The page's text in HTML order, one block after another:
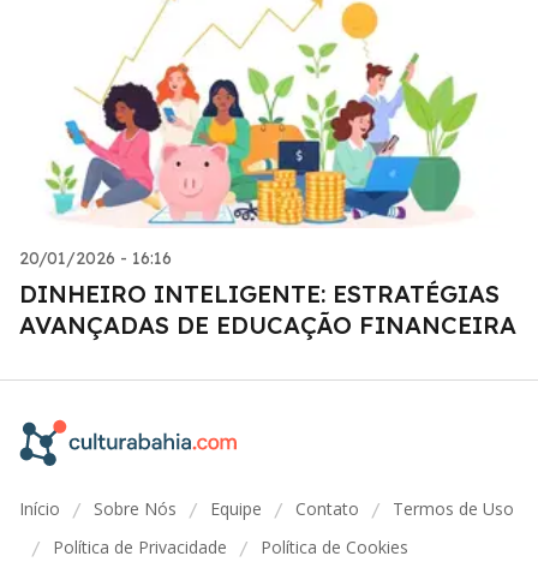
20/01/2026 - 16:16
DINHEIRO INTELIGENTE: ESTRATÉGIAS
AVANÇADAS DE EDUCAÇÃO FINANCEIRA
Início / Sobre Nós / Equipe / Contato / Termos de Uso
/ Política de Privacidade / Política de Cookies